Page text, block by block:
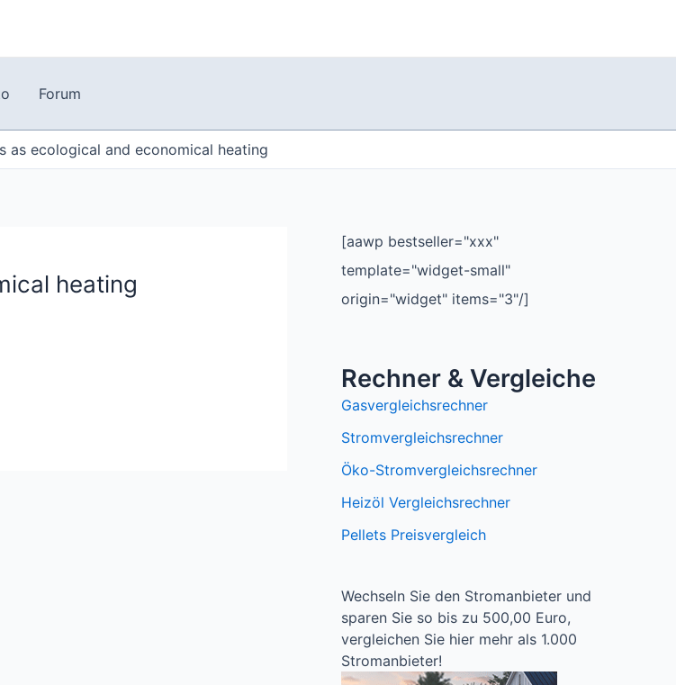
Forum
as ecological and economical heating
heating
[aawp bestseller="xxx"
template="widget-small"
origin="widget" items="3"/]
Rechner & Vergleiche
Gasvergleichsrechner
Stromvergleichsrechner
Öko-Stromvergleichsrechner
Heizöl Vergleichsrechner
Pellets Preisvergleich
Wechseln Sie den Stromanbieter und
sparen Sie so bis zu 500,00 Euro,
vergleichen Sie hier mehr als 1.000
Stromanbieter!